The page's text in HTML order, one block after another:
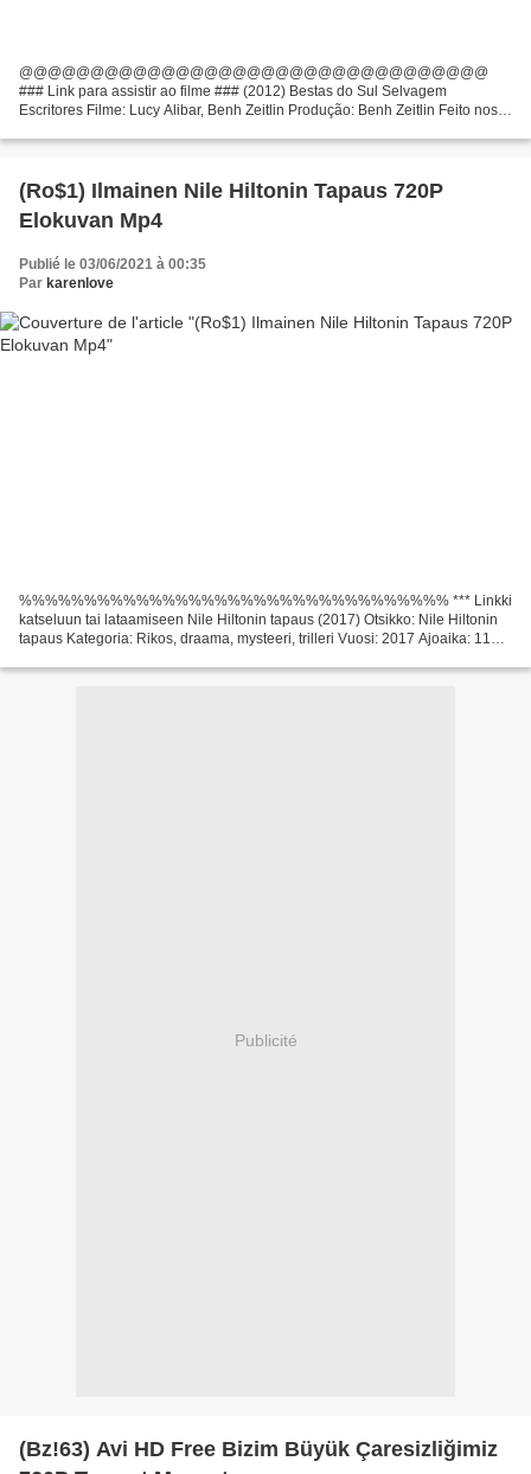
@@@@@@@@@@@@@@@@@@@@@@@@@@@@@@@@@
### Link para assistir ao filme ### (2012) Bestas do Sul Selvagem
Escritores Filme: Lucy Alibar, Benh Zeitlin Produção: Benh Zeitlin Feito nos
Gêneros:...
(Ro$1) Ilmainen Nile Hiltonin Tapaus 720P
Elokuvan Mp4
Publié le 03/06/2021 à 00:35
Par karenlove
%%%%%%%%%%%%%%%%%%%%%%%%%%%%%%%%% *** Linkki
katseluun tai lataamiseen Nile Hiltonin tapaus (2017) Otsikko: Nile Hiltonin
tapaus Kategoria: Rikos, draama, mysteeri, trilleri Vuosi: 2017 Ajoaika: 111
Publicité
(Bz!63) Avi HD Free Bizim Büyük Çaresizliğimiz